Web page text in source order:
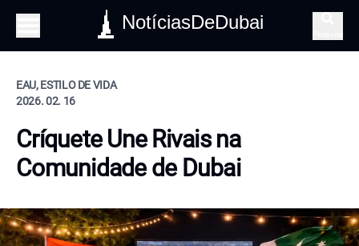
NotíciasDeDubai
EAU, ESTILO DE VIDA
2026. 02. 16
Críquete Une Rivais na
Comunidade de Dubai